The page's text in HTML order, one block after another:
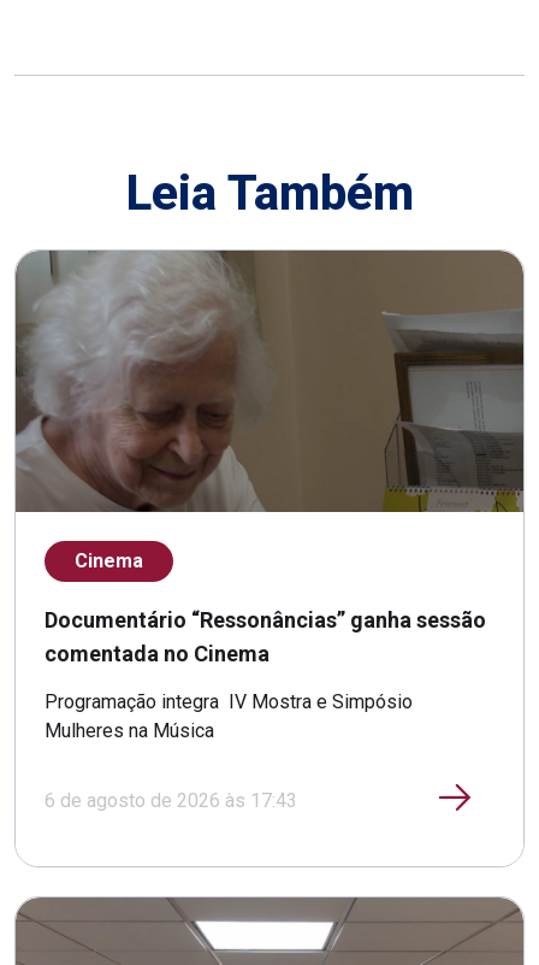
Leia Também
Cinema
Documentário “Ressonâncias” ganha sessão
comentada no Cinema
Programação integra IV Mostra e Simpósio
Mulheres na Música
6 de agosto de 2026 às 17:43